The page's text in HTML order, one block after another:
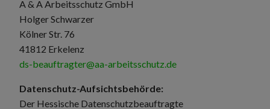
A & A Arbeitsschutz GmbH
Holger Schwarzer
Kölner Str. 76
41812 Erkelenz
ds-beauftragter@aa-arbeitsschutz.de
Datenschutz-Aufsichtsbehörde:
Der Hessische Datenschutzbeauftragte